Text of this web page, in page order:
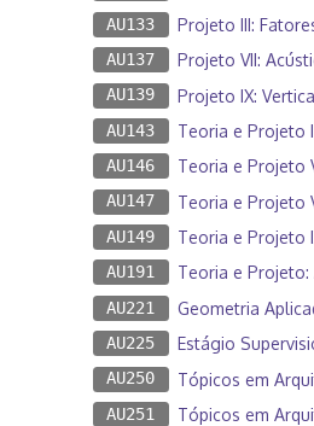
AU133 Projeto III:
AU137 Projeto VII:
AU139 Projeto IX:
AU143 Teoria e Projeto
AU146 Teoria e Projeto
AU147 Teoria e Projeto
AU149 Teoria e Projeto
AU191 Teoria e Projeto:
AU221 Geometria
AU225 Estágio
AU250 Tópicos em
AU251 Tópicos em